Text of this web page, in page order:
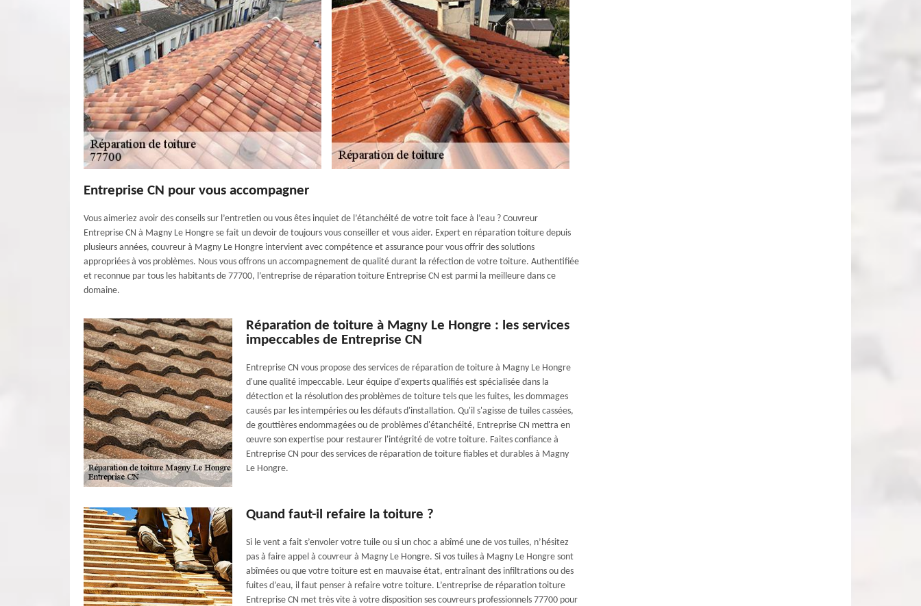
Entreprise CN pour vous accompagner
Vous aimeriez avoir des conseils sur l’entretien ou vous êtes inquiet de l’étanchéité de votre toit face à l’eau ? Couvreur
Entreprise CN à Magny Le Hongre se fait un devoir de toujours vous conseiller et vous aider. Expert en réparation toiture depuis
plusieurs années, couvreur à Magny Le Hongre intervient avec compétence et assurance pour vous offrir des solutions
appropriées à vos problèmes. Nous vous offrons un accompagnement de qualité durant la réfection de votre toiture. Authentifiée
et reconnue par tous les habitants de 77700, l’entreprise de réparation toiture Entreprise CN est parmi la meilleure dans ce
domaine.
Réparation de toiture à Magny Le Hongre : les services
impeccables de Entreprise CN
Entreprise CN vous propose des services de réparation de toiture à Magny Le Hongre
d'une qualité impeccable. Leur équipe d'experts qualifiés est spécialisée dans la
détection et la résolution des problèmes de toiture tels que les fuites, les dommages
causés par les intempéries ou les défauts d'installation. Qu'il s'agisse de tuiles cassées,
de gouttières endommagées ou de problèmes d'étanchéité, Entreprise CN mettra en
œuvre son expertise pour restaurer l'intégrité de votre toiture. Faites confiance à
Entreprise CN pour des services de réparation de toiture fiables et durables à Magny
Le Hongre.
Quand faut-il refaire la toiture ?
Si le vent a fait s’envoler votre tuile ou si un choc a abîmé une de vos tuiles, n’hésitez
pas à faire appel à couvreur à Magny Le Hongre. Si vos tuiles à Magny Le Hongre sont
abîmées ou que votre toiture est en mauvaise état, entraînant des infiltrations ou des
fuites d’eau, il faut penser à refaire votre toiture. L’entreprise de réparation toiture
Entreprise CN met très vite à votre disposition ses couvreurs professionnels 77700 pour